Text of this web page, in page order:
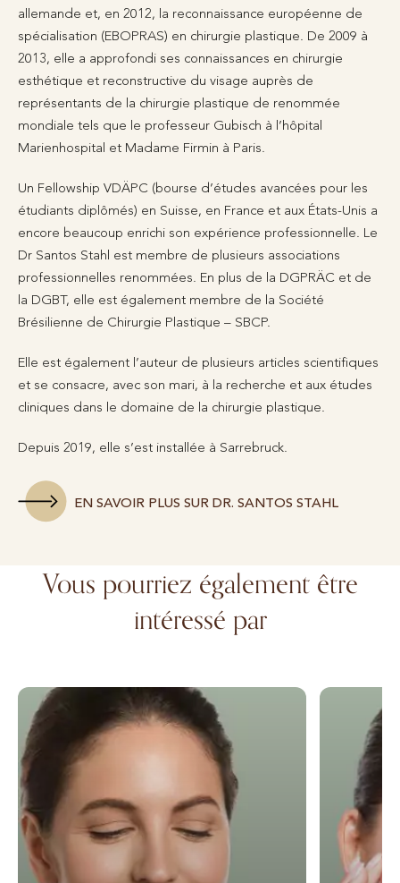
allemande et, en 2012, la reconnaissance européenne de
spécialisation (EBOPRAS) en chirurgie plastique. De 2009 à
2013, elle a approfondi ses connaissances en chirurgie
esthétique et reconstructive du visage auprès de
représentants de la chirurgie plastique de renommée
mondiale tels que le professeur Gubisch à l’hôpital
Marienhospital et Madame Firmin à Paris.
Un Fellowship VDÄPC (bourse d’études avancées pour les
étudiants diplômés) en Suisse, en France et aux États-Unis a
encore beaucoup enrichi son expérience professionnelle. Le
Dr Santos Stahl est membre de plusieurs associations
professionnelles renommées. En plus de la DGPRÄC et de
la DGBT, elle est également membre de la Société
Brésilienne de Chirurgie Plastique – SBCP.
Elle est également l’auteur de plusieurs articles scientifiques
et se consacre, avec son mari, à la recherche et aux études
cliniques dans le domaine de la chirurgie plastique.
Depuis 2019, elle s’est installée à Sarrebruck.
EN SAVOIR PLUS SUR DR. SANTOS STAHL
Vous pourriez également être
intéressé par
Lifting du visage Booster de